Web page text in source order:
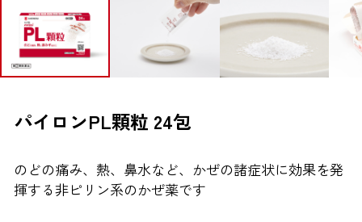
ブランドから探す
お問い合わせ
シオノギヘルスケアONLINEについて
パイロンPL顆粒 24包
のどの痛み、熱、鼻水など、かぜの諸症状に効果を発
揮する非ピリン系のかぜ薬です